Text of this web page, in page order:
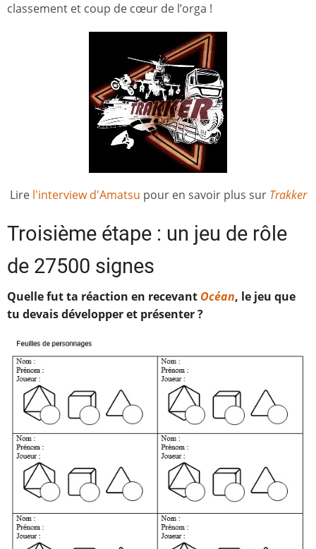
classement et coup de cœur de l’orga !
Lire l'interview d'Amatsu pour en savoir plus sur Trakker
Troisième étape : un jeu de rôle
de 27500 signes
Quelle fut ta réaction en recevant Océan, le jeu que
tu devais développer et présenter ?